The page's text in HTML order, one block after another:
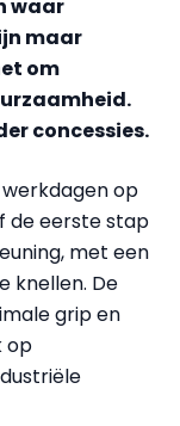
waar
maar
om
concessies.
op
de eerste stap
met een
knellen. De
grip en
op